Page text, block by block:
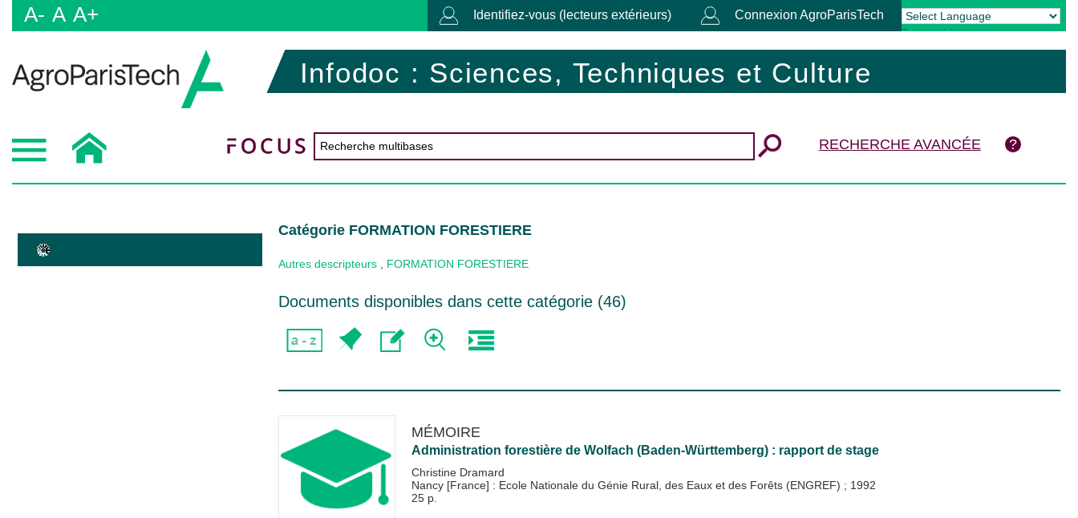
A- A A+ Identifiez-vous (lecteurs extérieurs) Connexion AgroParisTech
Powered by Translate
Infodoc : Sciences, Techniques et Culture
RECHERCHE AVANCÉE
Catégorie FORMATION FORESTIERE
Autres descripteurs FORMATION FORESTIERE
Documents disponibles dans cette catégorie (46)
MÉMOIRE
Administration forestière de Wolfach (Baden-Württemberg) : rapport de stage
Christine Dramard
Nancy [France] : Ecole Nationale du Génie Rural, des Eaux et des Forêts (ENGREF) ; 1992
25 p.